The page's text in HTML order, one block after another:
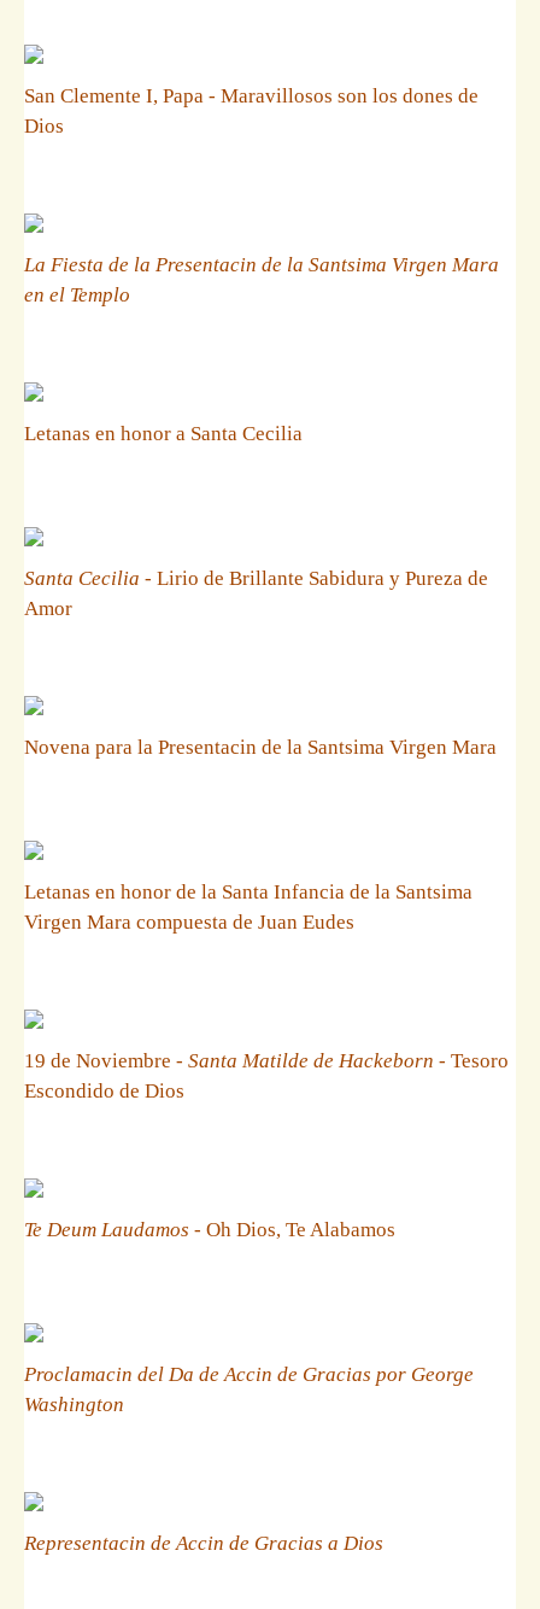
San Clemente I, Papa - Maravillosos son los dones de
Dios
La Fiesta de la Presentacin de la Santsima Virgen Mara
en el Templo
Letanas en honor a Santa Cecilia
Santa Cecilia - Lirio de Brillante Sabidura y Pureza de
Amor
Novena para la Presentacin de la Santsima Virgen Mara
Letanas en honor de la Santa Infancia de la Santsima
Virgen Mara compuesta de Juan Eudes
19 de Noviembre - Santa Matilde de Hackeborn - Tesoro
Escondido de Dios
Te Deum Laudamos - Oh Dios, Te Alabamos
Proclamacin del Da de Accin de Gracias por George
Washington
Representacin de Accin de Gracias a Dios